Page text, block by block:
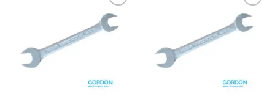
Añadir
a la
Añadir
a la